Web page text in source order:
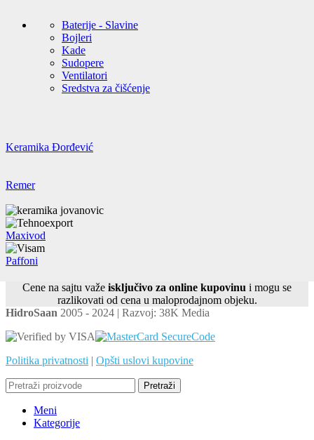
Baterije - Slavine
Bojleri
Kade
Sudopere
Ventilatori
Sredstva za čišćenje
Keramika Đorđević
Remer
Maxivod
Paffoni
Cene na sajtu važe isključivo za online kupovinu i mogu se
razlikovati od cena u maloprodajnom objeku.
HidroSaan 2005 - 2024 | Razvoj: 38K Media
Politika privatnosti | Opšti uslovi kupovine
Pretraži
Meni
Kategorije